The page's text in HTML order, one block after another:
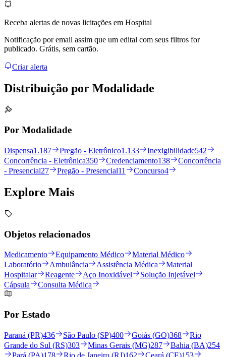
Receba alertas de novas licitações em Hospital
Notificação por email assim que um edital com seus filtros for
publicado. Grátis, sem cartão.
Criar alerta
Distribuição por Modalidade
Por Modalidade
Dispensa1.187 Pregão - Eletrônico1.133 Inexigibilidade542
Concorrência - Eletrônica350 Credenciamento138
Concorrência
- Presencial27 Pregão - Presencial11 Concurso4
Explore Mais
Objetos relacionados
Medicamento Equipamento Médico
Material Médico
Laboratório
Ambulância Assistência Médica
Material
Hospitalar
Reagente Aço Inoxidável
Solução Injetável
Cápsula
Consulta Médica
Por Estado
Paraná (PR)436 São Paulo (SP)400 Goiás (GO)368
Rio
Grande do Sul (RS)303 Minas Gerais (MG)287 Bahia (BA)254
Pará (PA)178 Rio de Janeiro (RJ)162 Ceará (CE)153